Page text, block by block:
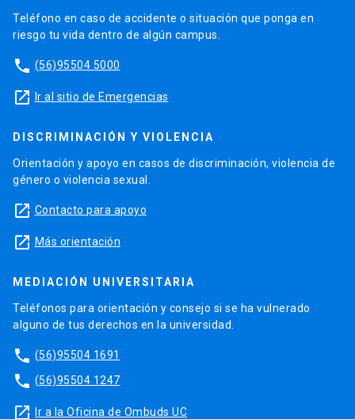
Teléfono en caso de accidente o situación que ponga en
riesgo tu vida dentro de algún campus.
phone (56)95504 5000
launch Ir al sitio de Emergencias
DISCRIMINACIÓN Y VIOLENCIA
Orientación y apoyo en casos de discriminación, violencia de
género o violencia sexual.
launch Contacto para apoyo
launch Más orientación
MEDIACIÓN UNIVERSITARIA
Teléfonos para orientación y consejo si se ha vulnerado
alguno de tus derechos en la universidad.
phone (56)95504 1691
phone (56)95504 1247
launch Ir a la Oficina de Ombuds UC